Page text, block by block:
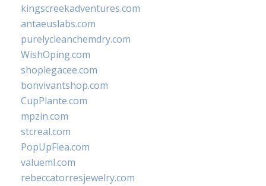
kingscreekadventures.com
antaeuslabs.com
purelycleanchemdry.com
WishOping.com
shoplegacee.com
bonvivantshop.com
CupPlante.com
mpzin.com
stcreal.com
PopUpFlea.com
valueml.com
rebeccatorresjewelry.com